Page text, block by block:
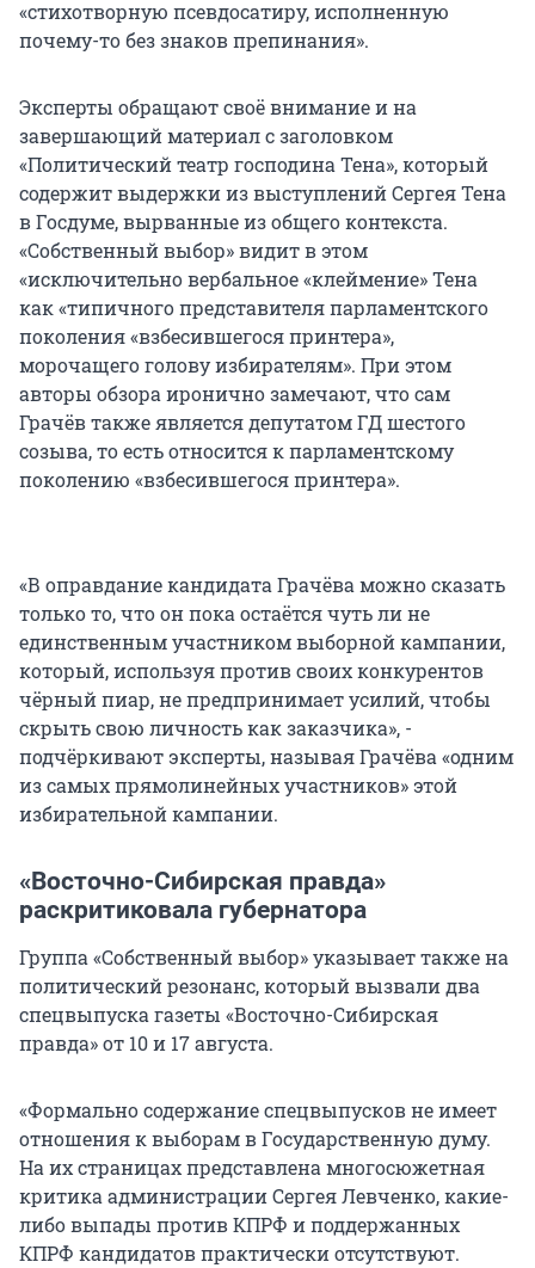
«стихотворную псевдосатиру, исполненную
почему-то без знаков препинания».
Эксперты обращают своё внимание и на
завершающий материал с заголовком
«Политический театр господина Тена», который
содержит выдержки из выступлений Сергея Тена
в Госдуме, вырванные из общего контекста.
«Собственный выбор» видит в этом
«исключительно вербальное «клеймение» Тена
как «типичного представителя парламентского
поколения «взбесившегося принтера»,
морочащего голову избирателям». При этом
авторы обзора иронично замечают, что сам
Грачёв также является депутатом ГД шестого
созыва, то есть относится к парламентскому
поколению «взбесившегося принтера».
«В оправдание кандидата Грачёва можно сказать
только то, что он пока остаётся чуть ли не
единственным участником выборной кампании,
который, используя против своих конкурентов
чёрный пиар, не предпринимает усилий, чтобы
скрыть свою личность как заказчика», -
подчёркивают эксперты, называя Грачёва «одним
из самых прямолинейных участников» этой
избирательной кампании.
«Восточно-Сибирская правда»
раскритиковала губернатора
Группа «Собственный выбор» указывает также на
политический резонанс, который вызвали два
спецвыпуска газеты «Восточно-Сибирская
правда» от 10 и 17 августа.
«Формально содержание спецвыпусков не имеет
отношения к выборам в Государственную думу.
На их страницах представлена многосюжетная
критика администрации Сергея Левченко, какие-
либо выпады против КПРФ и поддержанных
КПРФ кандидатов практически отсутствуют.